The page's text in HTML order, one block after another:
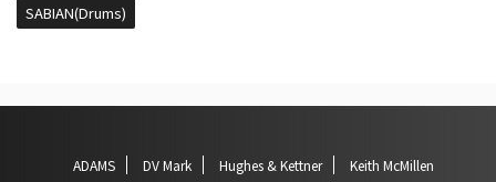
SABIAN(Drums)
ADAMS DV Mark Hughes & Kettner Keith McMillen